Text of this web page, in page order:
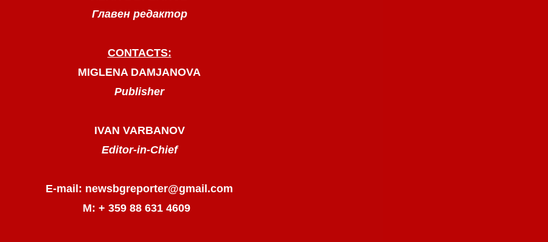
Главен редактор
CONTACTS:
MIGLENA DAMJANOVA
Publisher
IVAN VARBANOV
Editor-in-Chief
E-mail: newsbgreporter@gmail.com
М: + 359 88 631 4609